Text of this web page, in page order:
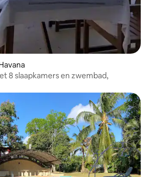
8 slaapkamers en zwembad,